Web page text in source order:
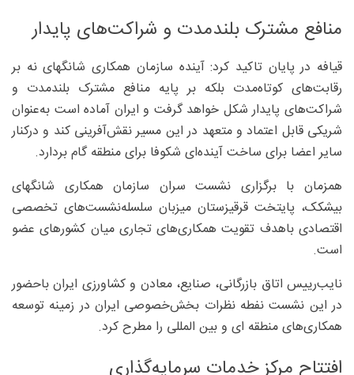
منافع مشترک بلندمدت و شراکت‌های پایدار
قیافه در پایان تاکید کرد: آینده سازمان همکاری شانگهای نه بر
رقابت‌های کوتاه‌مدت بلکه بر پایه منافع مشترک بلندمدت و
شراکت‌های پایدار شکل خواهد گرفت و ایران آماده است به‌عنوان
شریکی قابل اعتماد و متعهد در این مسیر نقش‌آفرینی کند و درکنار
سایر اعضا برای ساخت آینده‌ای شکوفا برای منطقه گام بردارد.
همزمان با برگزاری نشست سران سازمان همکاری شانگهای
بیشکک، پایتخت قرقیزستان میزبان سلسله‌نشست‌های تخصصی
اقتصادی باهدف تقویت همکاری‌های تجاری میان کشورهای عضو
است.
نایب‌رییس اتاق بازرگانی، صنایع، معادن و کشاورزی ایران باحضور
در این نشست نفطه نظرات بخش‌خصوصی ایران در زمینه توسعه
همکاری‌های منطقه ای و بین المللی را مطرح کرد.
افتتاح مرکز خدمات سرمایه‌گذاری